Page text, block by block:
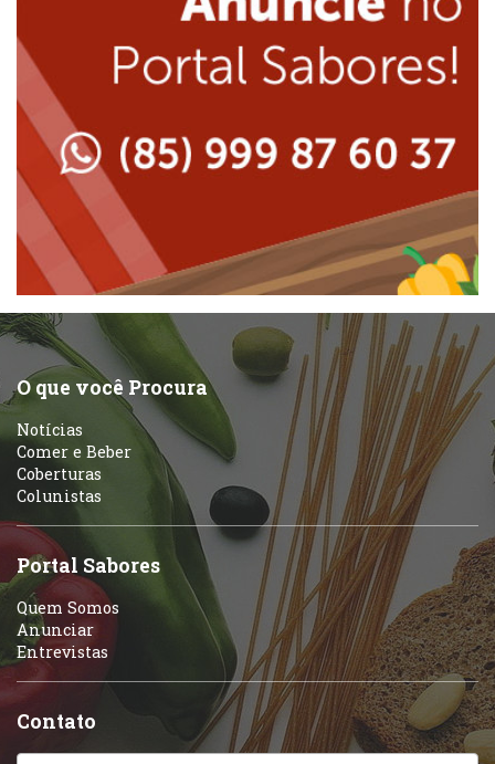
Japonesa e Oriental
Lanchonetes
Massas
Peixes e Frutos do Mar
Pizzarias
Portuguesa
Self-service
Sobremesas e sorvetes
Peixes e Frutos do Mar
Pizzarias
Portuguesa
Sobremesas e sorvetes
Variados
O que você Procura
Notícias
Comer e Beber
Coberturas
Colunistas
Portal Sabores
Quem Somos
Anunciar
Entrevistas
Contato